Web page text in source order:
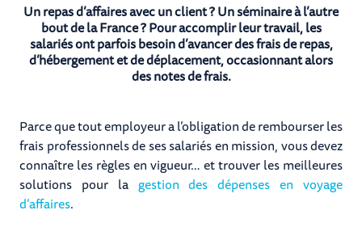
Un repas d’affaires avec un client ? Un séminaire à l’autre
bout de la France ? Pour accomplir leur travail, les
salariés ont parfois besoin d’avancer des frais de repas,
d’hébergement et de déplacement, occasionnant alors
des notes de frais.
Parce que tout employeur a l’obligation de rembourser les
frais professionnels de ses salariés en mission, vous devez
connaître les règles en vigueur… et trouver les meilleures
solutions pour la gestion des dépenses en voyage
d’affaires.